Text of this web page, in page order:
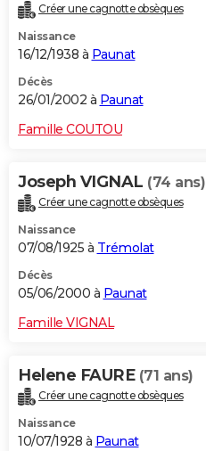
Créer une cagnotte obsèques
Naissance
16/12/1938 à Paunat
Décès
26/01/2002 à Paunat
Famille COUTOU
Joseph VIGNAL (74 ans)
Créer une cagnotte obsèques
Naissance
07/08/1925 à Trémolat
Décès
05/06/2000 à Paunat
Famille VIGNAL
Helene FAURE (71 ans)
Créer une cagnotte obsèques
Naissance
10/07/1928 à Paunat